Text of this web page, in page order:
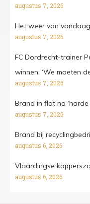
augustus 7, 2026
Het weer van
augustus 7, 2026
FC Dordrecht-trainer
winnen: ‘We moeten
augustus 7, 2026
Brand in flat na
augustus 7, 2026
Brand bij
augustus 6, 2026
Vlaardingse
augustus 6, 2026